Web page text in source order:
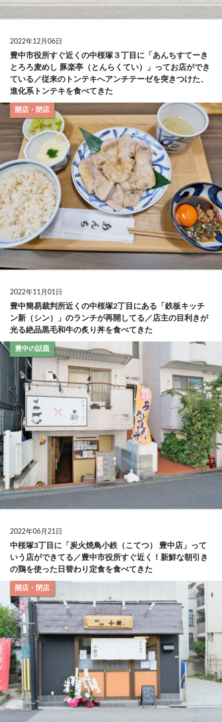
2022年12月06日
豊中市役所すぐ近くの中桜塚３丁目に「あんちすてーき
とろろ麦めし 豚楽亭（とんらくてい）」ってお店ができ
ている／従来のトンテキへアンチテーゼを突きつけた、
進化系トンテキを食べてきた
開店・閉店
2022年11月01日
豊中簡易裁判所近くの中桜塚2丁目にある「鉄板キッチ
ン新（シン）」のランチが再開してる／店主の目利きが
光る絶品黒毛和牛の炙り丼を食べてきた
豊中の話題
2022年06月21日
中桜塚3丁目に「炭火焼鳥小鉄（こてつ） 豊中店」って
いう店ができてる／豊中市役所すぐ近く！新鮮な朝引き
の鶏を使った日替わり定食を食べてきた
開店・閉店